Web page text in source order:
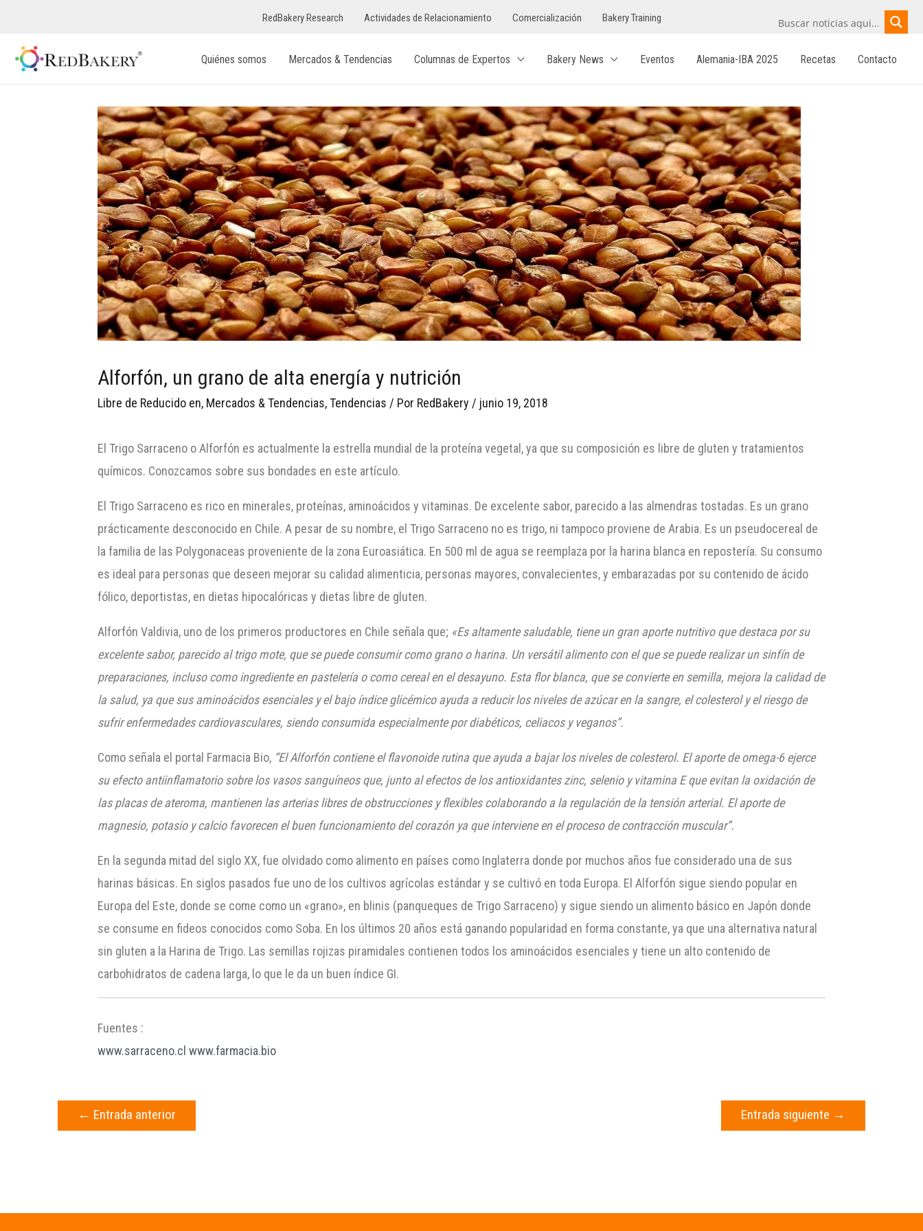
RedBakery Research Actividades de Relacionamiento Comercialización Bakery Training
Quiénes somos Mercados & Tendencias Columnas de Expertos Bakery News Eventos Alemania-IBA 2025 Recetas Contacto
Alforfón, un grano de alta energía y nutrición
Libre de Reducido en, Mercados & Tendencias,Tendencias / Por RedBakery / junio 19, 2018
El Trigo Sarraceno o Alforfón es actualmente la estrella mundial de la proteína vegetal, ya que su composición es libre de gluten y tratamientos
químicos. Conozcamos sobre sus bondades en este artículo.
El Trigo Sarraceno es rico en minerales, proteínas, aminoácidos y vitaminas. De excelente sabor, parecido a las almendras tostadas. Es un grano
prácticamente desconocido en Chile. A pesar de su nombre, el Trigo Sarraceno no es trigo, ni tampoco proviene de Arabia. Es un pseudocereal de
la familia de las Polygonaceas proveniente de la zona Euroasiática. En 500 ml de agua se reemplaza por la harina blanca en repostería. Su consumo
es ideal para personas que deseen mejorar su calidad alimenticia, personas mayores, convalecientes, y embarazadas por su contenido de ácido
fólico, deportistas, en dietas hipocalóricas y dietas libre de gluten.
Alforfón Valdivia, uno de los primeros productores en Chile señala que; «Es altamente saludable, tiene un gran aporte nutritivo que destaca por su
excelente sabor, parecido al trigo mote, que se puede consumir como grano o harina. Un versátil alimento con el que se puede realizar un sinfín de
preparaciones, incluso como ingrediente en pastelería o como cereal en el desayuno. Esta flor blanca, que se convierte en semilla, mejora la calidad de
la salud, ya que sus aminoácidos esenciales y el bajo índice glicémico ayuda a reducir los niveles de azúcar en la sangre, el colesterol y el riesgo de
sufrir enfermedades cardiovasculares, siendo consumida especialmente por diabéticos, celiacos y veganos”.
Como señala el portal Farmacia Bio, “ElAlforfóncontiene el flavonoide rutina que ayuda a bajarlos niveles de colesterol. El aporte de omega-6 ejerce
su efecto antiinflamatorio sobre los vasos sanguíneos que, junto al efectos de los antioxidantes zinc, selenio y vitamina E que evitan la oxidación de
las placas de ateroma, mantienen las arterias libres de obstrucciones y flexibles colaborando a la regulación de la tensión arterial. El aporte de
magnesio, potasio y calcio favorecenel buen funcionamiento del corazón ya que interviene en el proceso de contracción muscular”.
En la segunda mitad del siglo XX, fue olvidado como alimento en países como Inglaterra donde por muchos años fue considerado una de sus
harinas básicas. En siglos pasados ​​fue uno de los cultivos agrícolas estándar y se cultivó en toda Europa. El Alforfón sigue siendo popular en
Europa del Este, donde se come como un «grano», en blinis (panqueques de Trigo Sarraceno) y sigue siendo un alimento básico en Japón donde
se consume en fideos conocidos como Soba. En los últimos 20 años está ganando popularidad en forma constante, ya que una alternativa natural
sin gluten a la Harina de Trigo. Las semillas rojizas piramidales contienen todos los aminoácidos esenciales y tiene un alto contenido de
carbohidratos de cadena larga, lo que le da un buen índice GI.
Fuentes :
www.sarraceno.cl www.farmacia.bio
← Entrada anterior Entrada siguiente →